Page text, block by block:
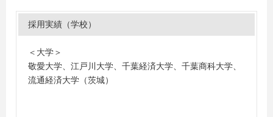
採用実績（学校）
＜大学＞
敬愛大学、江戸川大学、千葉経済大学、千葉商科大学、
流通経済大学（茨城）